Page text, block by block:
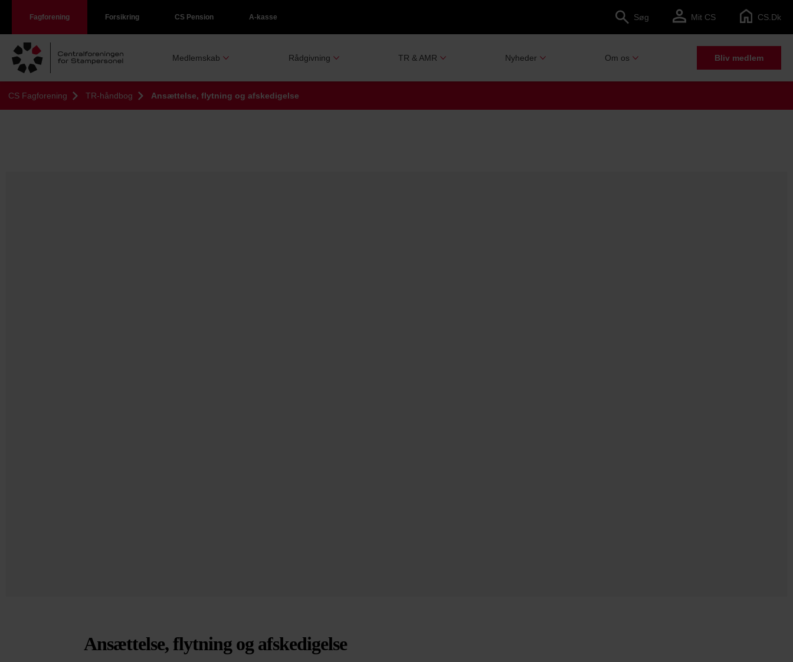
Fagforening Forsikring CS Pension A-kasse Søg Mit CS CS.dk
Medlemskab Rådgivning TR & AMR Nyheder Om os Bliv medlem
CS Fagforening TR-håndbog Ansættelse, flytning og afskedigelse
Ansættelse, flytning og afskedigelse